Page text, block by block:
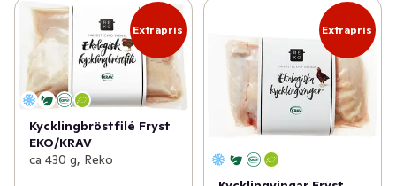
✓ Österhagen Glass
✓ Sorunda (22)
✓ Svenskt gårdsvilt (5)
✓ Väddö gårdsmejeri (9)
Värmdö bryggeri
Extrapris
Kycklingbröstfilé Fryst
EKO/KRAV
ca 430 g, Reko
Extrapris